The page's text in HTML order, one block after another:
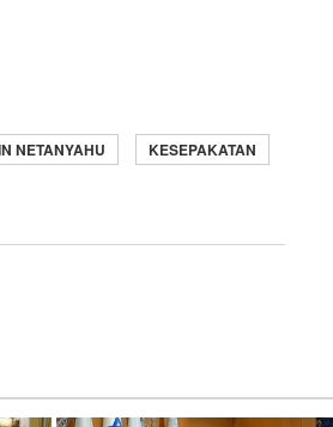
NETANYAHU
KESEPAKATAN